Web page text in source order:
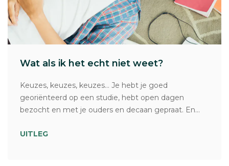
Wat als ik het echt niet weet?
Keuzes, keuzes, keuzes… Je hebt je goed
georiënteerd op een studie, hebt open dagen
bezocht en met je ouders en decaan gepraat. En...
UITLEG